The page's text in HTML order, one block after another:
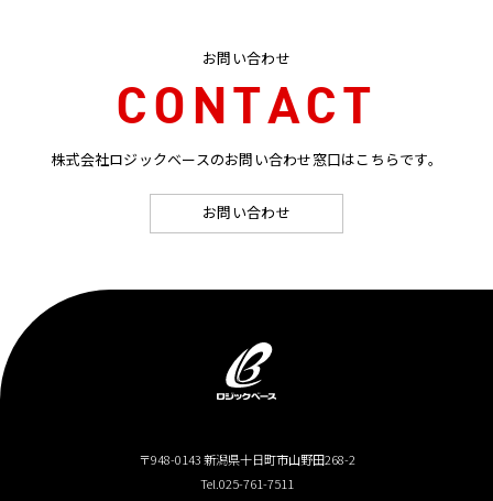
お問い合わせ
CONTACT
株式会社ロジックベースのお問い合わせ窓口はこちらです。
お問い合わせ
〒948-0143 新潟県十日町市山野田268-2
Tel.025-761-7511